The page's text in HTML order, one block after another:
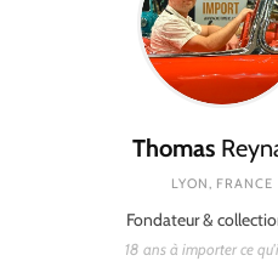
Thomas
LYON, FRANCE
Fondateur &
18 ans à importer ce